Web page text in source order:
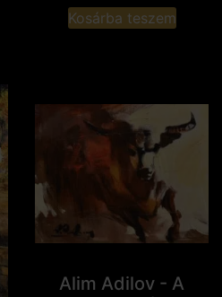
Kosárba teszem
Alim Adilov - A